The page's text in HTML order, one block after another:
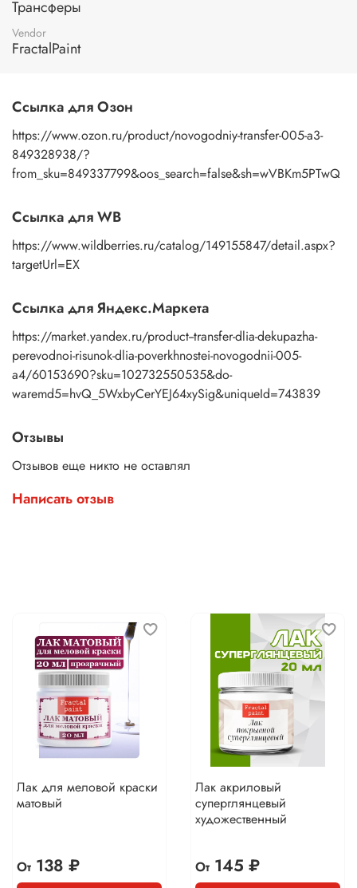
изображение к поверхности и, плотно прижимая
пальцами бумажную основу, сдвигаете ее на себя.
Рисунок остается на изделии. Сразу после нанесения
подойдет акриловый лак на водной основе, матовый,
глянцевый, полуглянцевый.
Трансферы
Vendor
FractalPaint
Ссылка для Озон
https://www.ozon.ru/product/novogodniy-transfer-005-a3-
849328938/?
from_sku=849337799&oos_search=false&sh=wVBKm5PTwQ
Ссылка для WB
https://www.wildberries.ru/catalog/149155847/detail.aspx?
targetUrl=EX
Ссылка для Яндекс.Маркета
https://market.yandex.ru/product--transfer-dlia-dekupazha-
perevodnoi-risunok-dlia-poverkhnostei-novogodnii-005-
a4/60153690?sku=102732550535&do-
waremd5=hvQ_5WxbyCerYEJ64xySig&uniqueId=743839
Отзывы
Отзывов еще никто не оставлял
Написать отзыв
Лак для меловой краски
матовый
От138 ₽
Лак акриловый
суперглянцевый
художественный
От145 ₽